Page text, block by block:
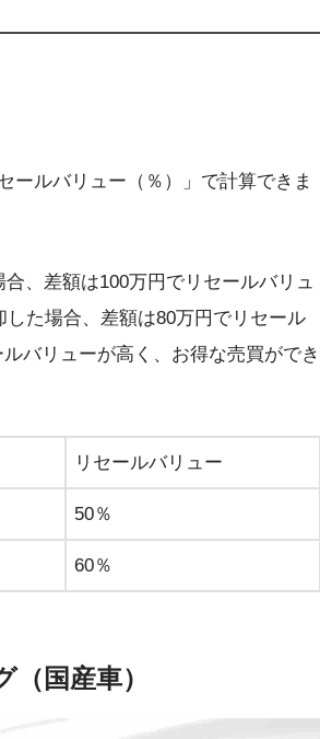
ールバリュー（％）」で計算できま
、差額は100万円でリセールバリュ
た場合、差額は80万円でリセール
バリューが高く、お得な売買ができ
リセールバリュー
50％
60％
国産車）